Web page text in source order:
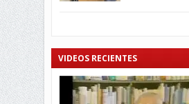
VIDEOS RECIENTES